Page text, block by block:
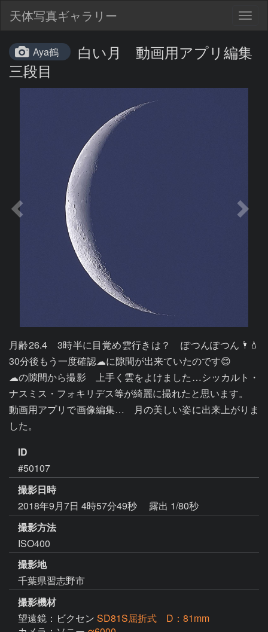
天体写真ギャラリー
Aya鶴
白い月 動画用アプリ編集
三段目
月齢26.4　3時半に目覚め雲行きは？　ぽつんぽつん🌂💧
30分後もう一度確認☁に隙間が出来ていたのです😊
☁の隙間から撮影　上手く雲をよけました…シッカルト・
ナスミス・フォキリデス等が綺麗に撮れたと思います。
動画用アプリで画像編集…　月の美しい姿に出来上がりま
した。
ID
#50107
撮影日時
2018年9月7日 4時57分49秒
露出 1/80秒
撮影方法
ISO400
撮影地
千葉県習志野市
撮影機材
望遠鏡：ビクセン SD81S屈折式 D：81mm